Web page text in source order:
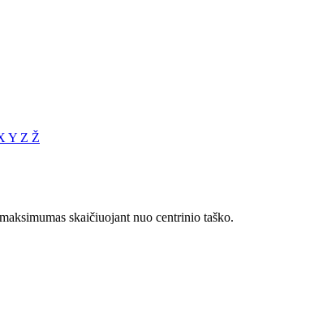
Y Z Ž
skaičiuojant nuo centrinio taško.